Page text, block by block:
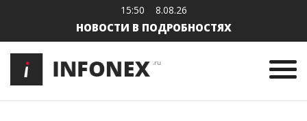
15:50 8.08.26
НОВОСТИ В ПОДРОБНОСТЯХ